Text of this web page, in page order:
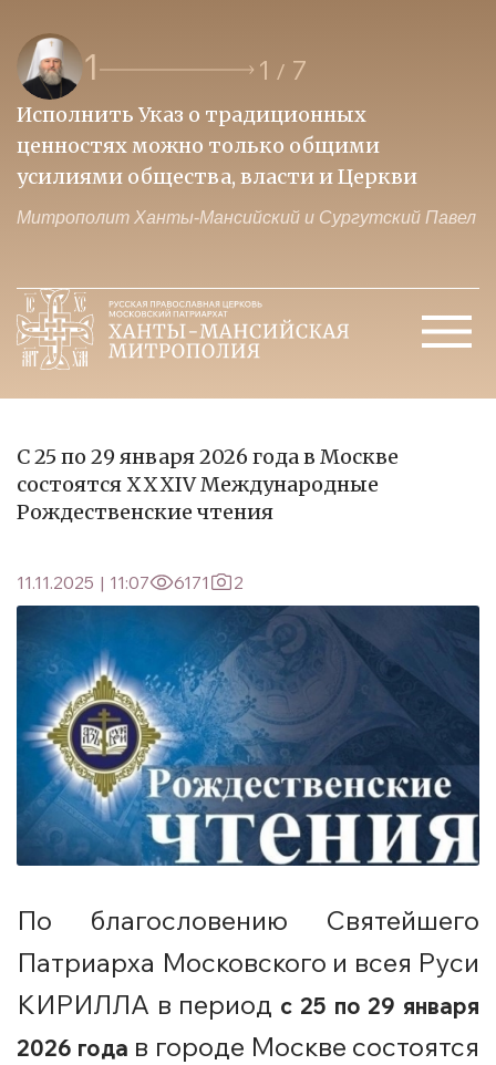
1 1 / 7
Исполнить Указ о традиционных
ценностях можно только общими
усилиями общества, власти и Церкви
Митрополит Ханты-Мансийский и Сургутский Павел
С 25 по 29 января 2026 года в Москве
состоятся XXXIV Международные
Рождественские чтения
11.11.2025 | 11:07 6171 2
По благословению Святейшего
Патриарха Московского и всея Руси
КИРИЛЛА в период с 25 по 29 января
2026 года в городе Москве состоятся